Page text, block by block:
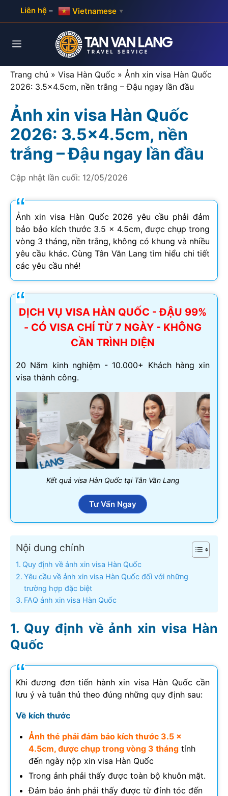
Liên hệ – Vietnamese ▼
Menu
Trang chủ » Visa Hàn Quốc » Ảnh xin visa Hàn Quốc
2026: 3.5×4.5cm, nền trắng – Đậu ngay lần đầu
Ảnh xin visa Hàn Quốc
2026: 3.5×4.5cm, nền
trắng – Đậu ngay lần đầu
Cập nhật lần cuối: 12/05/2026
Ảnh xin visa Hàn Quốc 2026 yêu cầu phải đảm
bảo bảo kích thước 3.5 x 4.5cm, được chụp trong
vòng 3 tháng, nền trắng, không có khung và nhiều
yêu cầu khác. Cùng Tân Văn Lang tìm hiểu chi tiết
các yêu cầu nhé!
DỊCH VỤ VISA HÀN QUỐC - ĐẬU 99%
- CÓ VISA CHỈ TỪ 7 NGÀY - KHÔNG
CẦN TRÌNH DIỆN
20 Năm kinh nghiệm - 10.000+ Khách hàng xin
visa thành công.
Kết quả visa Hàn Quốc tại Tân Văn Lang
Tư Vấn Ngay
Nội dung chính
Quy định về ảnh xin visa Hàn Quốc
Yêu cầu về ảnh xin visa Hàn Quốc đối với những
trường hợp đặc biệt
FAQ ảnh xin visa Hàn Quốc
Quy định về ảnh xin visa Hàn
Quốc
Khi đương đơn tiến hành xin visa Hàn Quốc cần
lưu ý và tuân thủ theo đúng những quy định sau:
Về kích thước
Ảnh thẻ phải đảm bảo kích thước 3.5 x
4.5cm, được chụp trong vòng 3 tháng tính
đến ngày nộp xin visa Hàn Quốc
Trong ảnh phải thấy được toàn bộ khuôn mặt.
Đảm bảo ảnh phải thấy được từ đỉnh tóc đến